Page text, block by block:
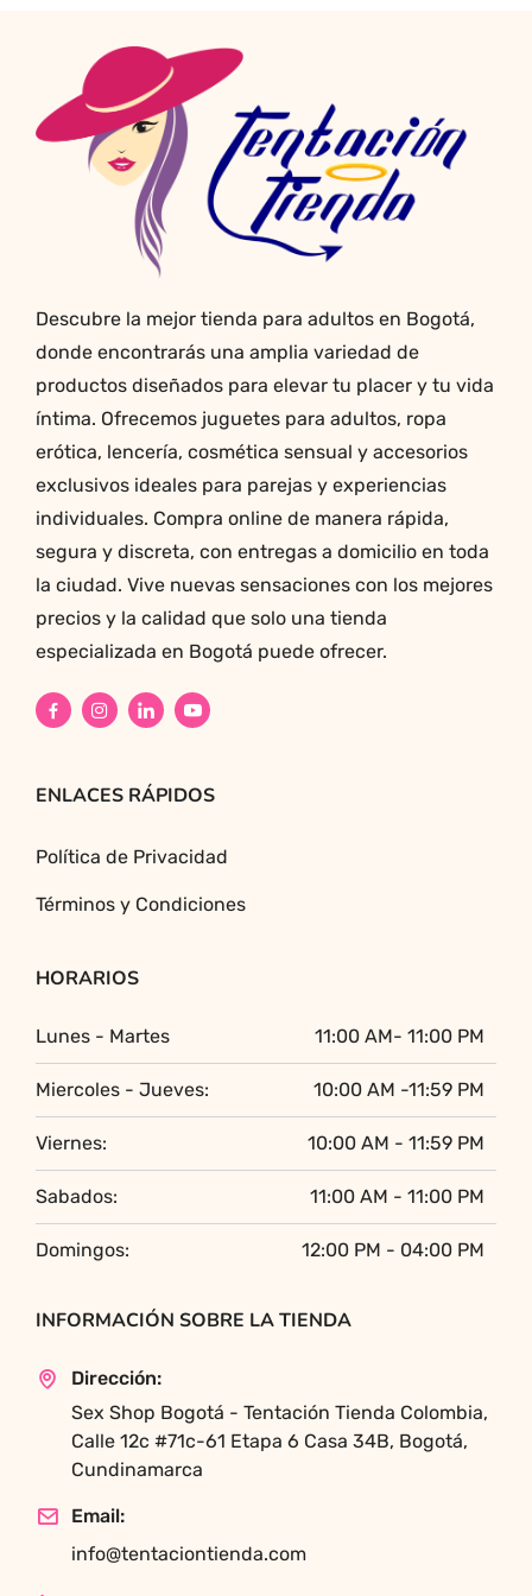
opciones
pueden
elegir
Descubre la mejor tienda para adultos en Bogotá,
donde encontrarás una amplia variedad de
productos diseñados para elevar tu placer y tu vida
íntima. Ofrecemos juguetes para adultos, ropa
erótica, lencería, cosmética sensual y accesorios
exclusivos ideales para parejas y experiencias
individuales. Compra online de manera rápida,
segura y discreta, con entregas a domicilio en toda
la ciudad. Vive nuevas sensaciones con los mejores
precios y la calidad que solo una tienda
especializada en Bogotá puede ofrecer.
ENLACES RÁPIDOS
Política de Privacidad
Términos y Condiciones
HORARIOS
Lunes - Martes 11:00 AM- 11:00 PM
Miercoles - Jueves: 10:00 AM -11:59 PM
Viernes: 10:00 AM - 11:59 PM
Sabados: 11:00 AM - 11:00 PM
Domingos: 12:00 PM - 04:00 PM
INFORMACIÓN SOBRE LA TIENDA
Dirección:
Sex Shop Bogotá - Tentación Tienda Colombia,
Calle 12c #71c-61 Etapa 6 Casa 34B, Bogotá,
Cundinamarca
Email:
info@tentaciontienda.com